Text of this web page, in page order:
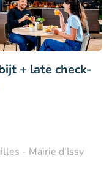
+ late check-
- Mairie d'Issy